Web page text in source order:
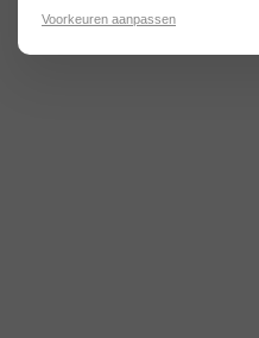
Voorkeuren aanpassen